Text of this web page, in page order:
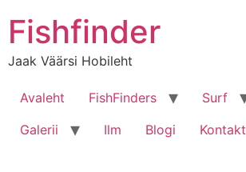
sisu
juurde
Fishfinder
Jaak Väärsi Hobileht
Avaleht FishFinders Surf
Galerii
Ilm Blogi Kontakt